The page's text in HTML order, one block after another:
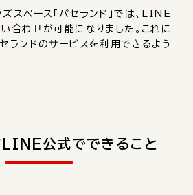
スペース「パセランド」では、LINE
合わせが可能になりました。これに
ランドのサービスを利用できるよう
LINE公式でできること